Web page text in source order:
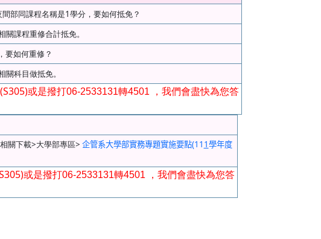
間部同課程名稱是1 學分，要如何抵免？
關課程重修合計抵免。
要如何重修？
關科目做抵免。
(S305)或是撥打06-2533131轉4501
，我們會盡快為您答
相關下載>大學部專區> 企管系大學部實務專題實施要點(11 1 學年度
或是撥打06-2533131轉4501
，我們會盡快為您答